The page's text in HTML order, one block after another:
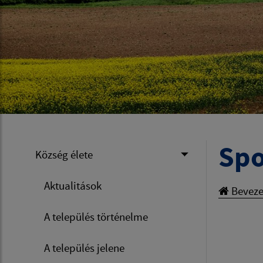
Község élete
Aktualitások
A település történelme
A település jelene